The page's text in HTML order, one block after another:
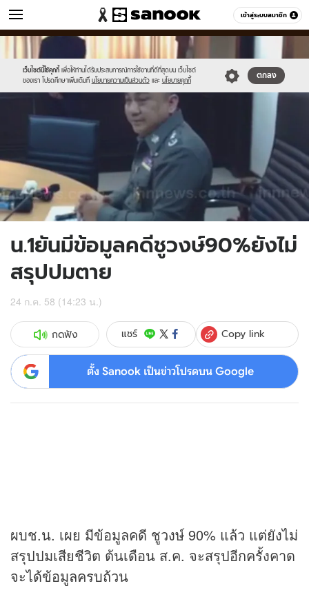
เข้าสู่ระบบสมาชิก
ข่าว หมวดอื่นๆ
เว็บไซต์นี้ใช้คุกกี้ เพื่อให้ท่านได้รับประสบการณ์การใช้งานที่ดีที่สุดบน เว็บไซต์
ของเรา โปรดศึกษาเพิ่มเติมที่ นโยบายความเป็นส่วนตัว และ นโยบายคุกกี้
ตกลง
Sanook
//s.isanook.com/sr/0/images/logo-
new-
sanook.png
600
60
//s.isanook.com/ns/0/ud/367/1835874/634306-
01.jpg
น.1ยันมีข้อมูลคดีชูวงษ์90%ยังไม่
สรุปปมตาย
24 ก.ค. 58 (14:23 น.)
กดฟัง แชร์ Copy link
ตั้ง Sanook เป็นข่าวโปรดบน Google
ผบช.น. เผย มีข้อมูลคดี ชูวงษ์ 90% แล้ว แต่ยังไม่
สรุปปมเสียชีวิต ต้นเดือน ส.ค. จะสรุปอีกครั้งคาด
จะได้ข้อมูลครบถ้วน